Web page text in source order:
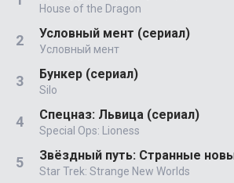
House of the Dragon
Условный мент (сериал)
Условный мент
Бункер (сериал)
Silo
Спецназ: Львица (сериал)
Special Ops: Lioness
Звёздный путь: Странные
Star Trek: Strange New Worlds